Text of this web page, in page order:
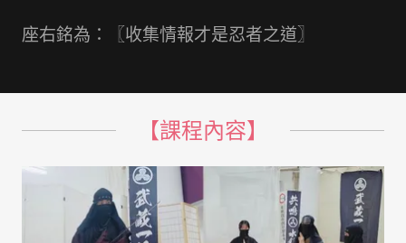
座右銘為：〖收集情報才是忍者之道〗
【課程內容】